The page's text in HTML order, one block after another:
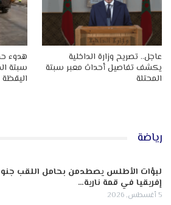
عاجل.. تصريح وزارة الداخلية
يكشف تفاصيل أحداث معبر سبتة
المحتلة
هدوء
سبتة
اليقظة
رياضة
لبؤات الأطلس يصطدمن بحامل اللقب
إفريقيا في قمة نارية…
5 أغسطس, 2026